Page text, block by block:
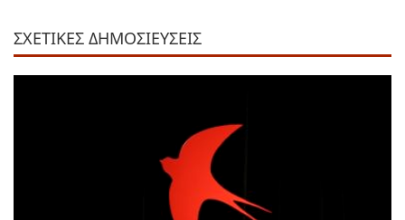
ΣΧΕΤΙΚΕΣ ΔΗΜΟΣΙΕΥΣΕΙΣ